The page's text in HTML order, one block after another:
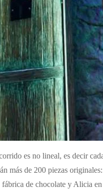
es no lineal, es decir
más de 200 piezas
de chocolate y Alicia